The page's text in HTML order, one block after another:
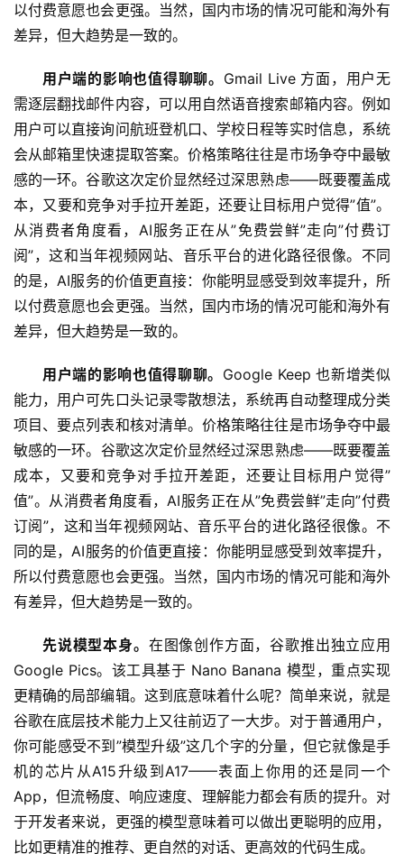
A
I
以付费意愿也会更强。当然，国内市场的情况可能和海外有
差异，但大趋势是一致的。
用户端的影响也值得聊聊。 Gmail Live 方面，用户无
需逐层翻找邮件内容，可以用自然语音搜索邮箱内容。例如
用户可以直接询问航班登机口、学校日程等实时信息，系统
会从邮箱里快速提取答案。价格策略往往是市场争夺中最敏
感的一环。谷歌这次定价显然经过深思熟虑——既要覆盖成
本，又要和竞争对手拉开差距，还要让目标用户觉得”值”。
从消费者角度看，AI服务正在从”免费尝鲜”走向”付费订
阅”，这和当年视频网站、音乐平台的进化路径很像。不同
的是，AI服务的价值更直接：你能明显感受到效率提升，所
以付费意愿也会更强。当然，国内市场的情况可能和海外有
差异，但大趋势是一致的。
用户端的影响也值得聊聊。 Google Keep 也新增类似
能力，用户可先口头记录零散想法，系统再自动整理成分类
项目、要点列表和核对清单。价格策略往往是市场争夺中最
敏感的一环。谷歌这次定价显然经过深思熟虑——既要覆盖
成本，又要和竞争对手拉开差距，还要让目标用户觉得”
值”。从消费者角度看，AI服务正在从”免费尝鲜”走向”付费
订阅”，这和当年视频网站、音乐平台的进化路径很像。不
同的是，AI服务的价值更直接：你能明显感受到效率提升，
所以付费意愿也会更强。当然，国内市场的情况可能和海外
有差异，但大趋势是一致的。
先说模型本身。 在图像创作方面，谷歌推出独立应用
Google Pics。该工具基于 Nano Banana 模型，重点实现
更精确的局部编辑。这到底意味着什么呢？简单来说，就是
谷歌在底层技术能力上又往前迈了一大步。对于普通用户，
你可能感受不到”模型升级”这几个字的分量，但它就像是手
机的芯片从A15升级到A17——表面上你用的还是同一个
App，但流畅度、响应速度、理解能力都会有质的提升。对
于开发者来说，更强的模型意味着可以做出更聪明的应用，
比如更精准的推荐、更自然的对话、更高效的代码生成。